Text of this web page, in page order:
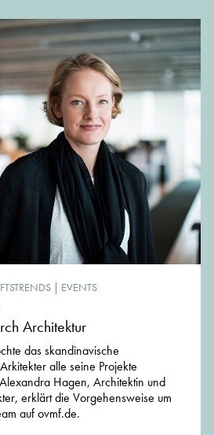
| EVENTS
Architektur
das skandinavische
alle seine Projekte
Hagen, Architektin und
erklärt die Vorgehensweise um
auf ovmf.de.